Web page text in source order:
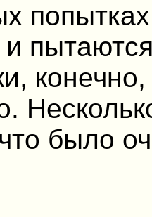
пытаются
было